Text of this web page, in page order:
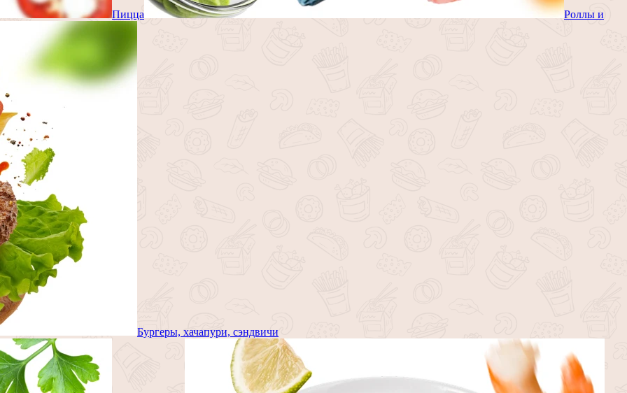
Пицца Роллы и
Бургеры, хачапури, сэндвичи